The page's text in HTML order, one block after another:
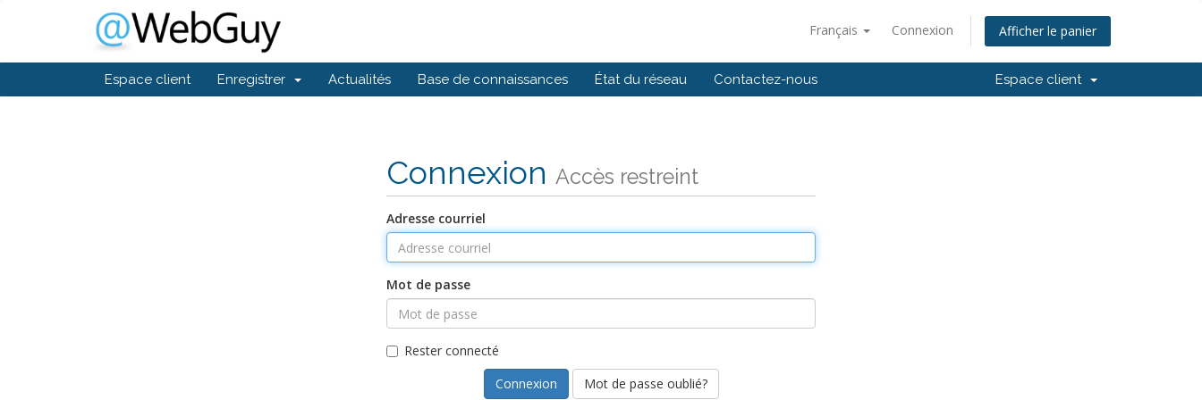
Français Connexion Afficher le panier
Espace client Enregistrer Actualités Base de connaissances État du réseau Contactez-nous Espace client
Connexion Accès restreint
Adresse courriel
Mot de passe
Rester connecté
Mot de passe oublié?